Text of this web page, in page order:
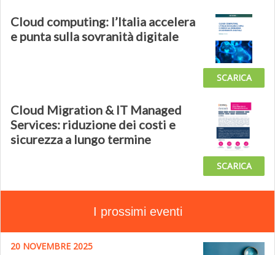
Cloud computing: l’Italia accelera
e punta sulla sovranità digitale
SCARICA
Cloud Migration & IT Managed
Services: riduzione dei costi e
sicurezza a lungo termine
SCARICA
I prossimi eventi
20 NOVEMBRE 2025